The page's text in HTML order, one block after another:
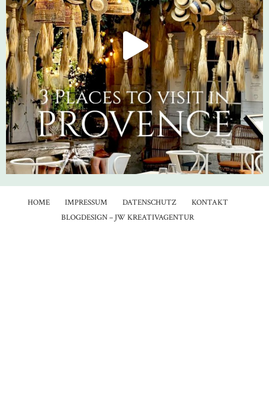
HOME IMPRESSUM DATENSCHUTZ
KONTAKT
BLOGDESIGN – JW KREATIVAGENTUR